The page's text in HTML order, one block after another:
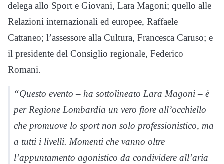
delega allo Sport e Giovani, Lara Magoni; quello alle
Relazioni internazionali ed europee, Raffaele
Cattaneo; l’assessore alla Cultura, Francesca Caruso; e
il presidente del Consiglio regionale, Federico
Romani.
“Questo evento – ha sottolineato Lara Magoni – è
per Regione Lombardia un vero fiore all’occhiello
che promuove lo sport non solo professionistico, ma
a tutti i livelli. Momenti che vanno oltre
l’appuntamento agonistico da condividere all’aria